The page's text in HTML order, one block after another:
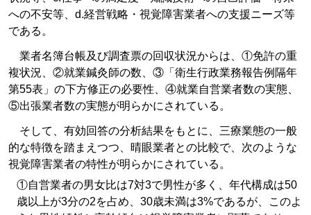
への不安等、d.経営戦略・視覚障害業者への支援ニーズ等
である。
業者名簿台帳及び調査票の回収状況からは、①免許の重
複状況、②就業鍼灸師の数、③「衛生行政業務報告例隔年
第55表」の下方修正の必要性、④就業自営業者数の実態、
⑤出張業者数の実態が明らかにされている。
そして、有効回答の分析結果をもとに、三療業態の一般
的な特徴を踏まえつつ、晴眼業者との比較で、次のような
視覚障害業者の特性が明らかにされている。
①自営業者の男女比は7対3で男性が多く、年代構成は50
歳以上が3分の2を占め、30歳未満は3%であるが、このよ